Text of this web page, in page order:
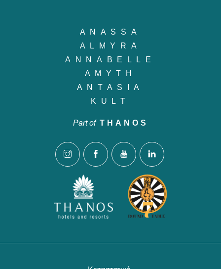
ANASSA
ALMYRA
ANNABELLE
AMYTH
ANTASIA
KULT
Part of THANOS